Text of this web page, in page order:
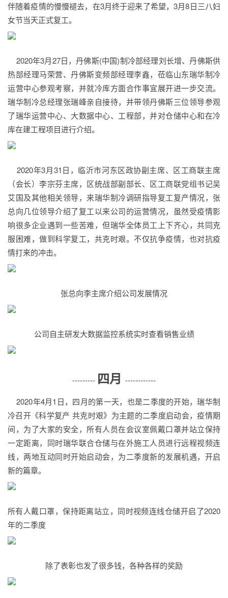
伴随着疫情的慢慢褪去，在3月终于迎来了希望，3月8日三八妇
女节当天正式复工。
2020年3月27日，丹佛斯(中国)制冷部经理刘长增、丹佛斯供
热部经理马荣营、丹佛斯变频部经理李鑫，莅临山东瑞华制冷
运营中心参观考察，并就冷库方面合作事宜展开进一步交流。
瑞华制冷总经理张瑞峰亲自接待，并带领丹佛斯三位领导参观
了瑞华运营中心、大数据中心、工程部，并对仓储中心和在冷
库在建工程项目进行介绍。
2020年3月31日，临沂市河东区政协副主席、区工商联主席
（会长）李宗芬主席，区统战部副部长、区工商联党组书记吴
艾国及其他相关领导，来瑞华制冷调研指导复工复产情况，张
总向几位领导介绍了复工以来公司的运营情况，虽然受疫情影
响很多企业遇到一些苦难，但瑞华全体员工上下齐心，共同克
服困难，做到科学复工，共克时艰。不仅抗争疫情，也对抗疫
情打来的冲击。
张总向李主席介绍公司发展情况
公司自主研发大数据监控系统实时查看销售业绩
--------- 四月 ------------
2020年4月1日，四月的第一天，也是二季度的开始，瑞华制
冷召开《科学复产 共克时艰》为主题的二季度启动会，疫情期
间，为了大家的安全，所有人员在会议室佩戴口罩并站立保持
一定距离，同时瑞华联合仓储与在外施工人员进行远程视频连
线，两地互动同时开始启动会，为二季度新的发展机遇，开启
新的篇章。
所有人戴口罩，保持距离站立，同时视频连线仓储开启了2020
年的二季度
除了表彰也发了很多钱，各种各样的奖励